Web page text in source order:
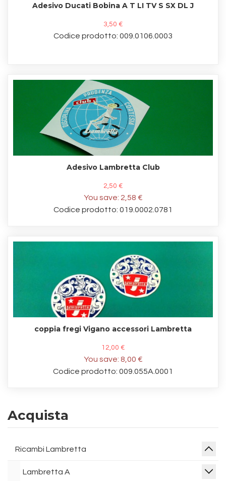
Adesivo Ducati Bobina A T LI TV S SX DL J
3,50 €
Codice prodotto: 009.0106.0003
Adesivo Lambretta Club
2,50 €
You save: 2,58 €
Codice prodotto: 019.0002.0781
coppia fregi Vigano accessori Lambretta
12,00 €
You save: 8,00 €
Codice prodotto: 009.055A.0001
Acquista
Ricambi Lambretta
Lambretta A